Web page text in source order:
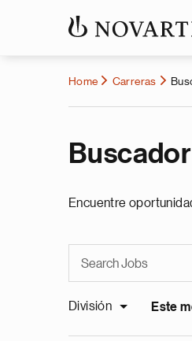
Home Carreras
Encuentre
División Este